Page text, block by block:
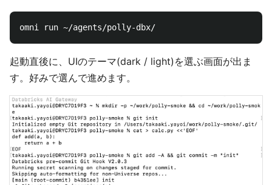
起動直後に、UIのテーマ(dark / light)を選ぶ画面が出ま
す。好みで選んで進めます。